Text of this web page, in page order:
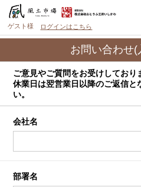
ゲスト様 ログインはこちら
お問い合わせ(
ご意見やご質問をお受けしており
休業日は翌営業日以降のご返信と
い。
会社名
部署名